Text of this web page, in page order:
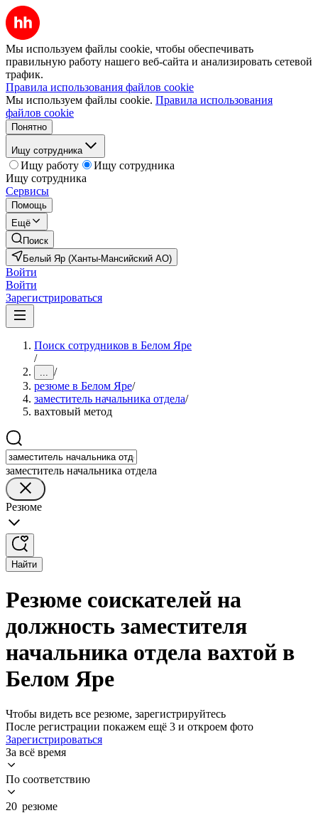
Мы используем файлы cookie, чтобы обеспечивать
правильную работу нашего веб-сайта и анализировать сетевой
трафик.
Правила использования файлов cookie
Мы используем файлы cookie. Правила использования
файлов cookie
Понятно
Ищу сотрудника
Ищу работу
Ищу сотрудника
Ищу сотрудника
Сервисы
Помощь
Ещё
Поиск
Белый Яр (Ханты-Мансийский АО)
Войти
Войти
Зарегистрироваться
Поиск сотрудников в Белом Яре
/
... /
резюме в Белом Яре/
заместитель начальника отдела/
вахтовый метод
заместитель начальника отдела
Резюме
Найти
Резюме соискателей на
должность заместителя
начальника отдела вахтой в
Белом Яре
Чтобы видеть все резюме, зарегистрируйтесь
После регистрации покажем ещё 3 и откроем фото
Зарегистрироваться
За всё время
По соответствию
20 резюме